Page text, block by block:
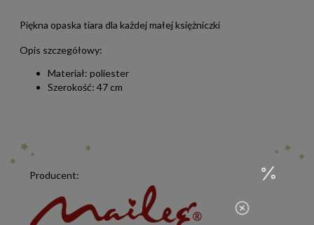
Piękna opaska tiara dla każdej małej księżniczki
Opis szczegółowy:
Materiał: poliester
Szerokość: 47 cm
Producent: